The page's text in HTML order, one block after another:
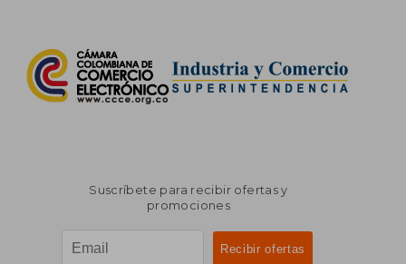
Suscríbete para recibir ofertas y
promociones